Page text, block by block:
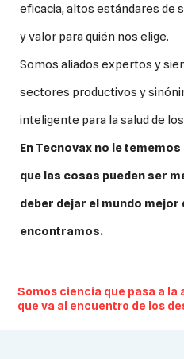
eficacia, altos estándares de
y valor para quién nos elige.
Somos aliados expertos y
sectores productivos y
inteligente para la salud de
En Tecnovax no le
que las cosas pueden ser
deber dejar el mundo mejor
encontramos.
Somos ciencia que pasa a la
que va al encuentro de los